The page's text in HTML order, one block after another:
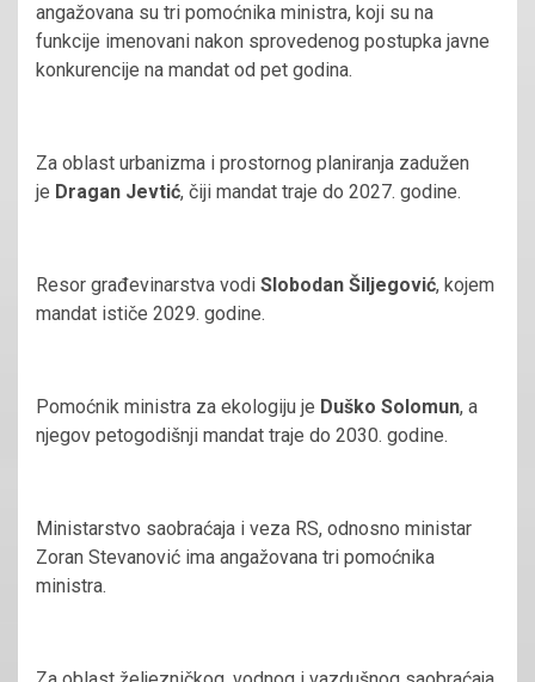
angažovana su tri pomoćnika ministra, koji su na
funkcije imenovani nakon sprovedenog postupka javne
konkurencije na mandat od pet godina.
Za oblast urbanizma i prostornog planiranja zadužen
je Dragan Jevtić, čiji mandat traje do 2027. godine.
Resor građevinarstva vodi Slobodan Šiljegović, kojem
mandat ističe 2029. godine.
Pomoćnik ministra za ekologiju je Duško Solomun, a
njegov petogodišnji mandat traje do 2030. godine.
Ministarstvo saobraćaja i veza RS, odnosno ministar
Zoran Stevanović ima angažovana tri pomoćnika
ministra.